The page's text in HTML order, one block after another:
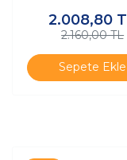
2.008,80
2.160,00 TL
Sepete Ekle